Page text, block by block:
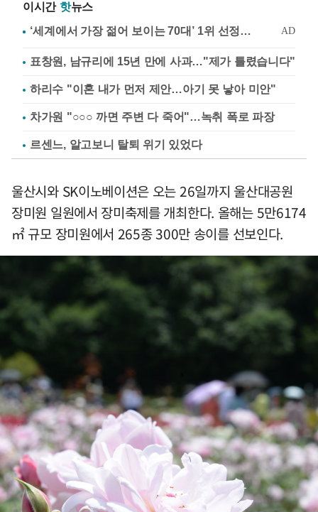
이시간 핫뉴스
표창원, 남규리에 15년 만에 사과…"제가 틀렸습니다"
하리수 "이혼 내가 먼저 제안…아기 못 낳아 미안"
차가원 "○○○ 까면 주변 다 죽어"…녹취 폭로 파장
르센느, 알고보니 탈퇴 위기 있었다
울산시와 SK이노베이션은 오는 26일까지 울산대공원
장미원 일원에서 장미축제를 개최한다. 올해는 5만6174
㎡ 규모 장미원에서 265종 300만 송이를 선보인다.